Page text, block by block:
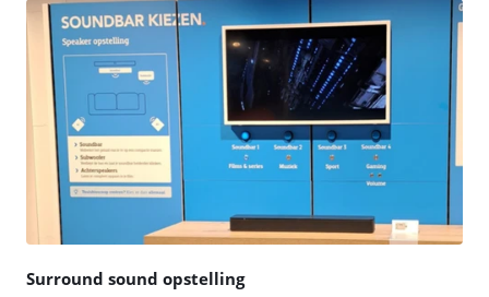
Surround sound opstelling